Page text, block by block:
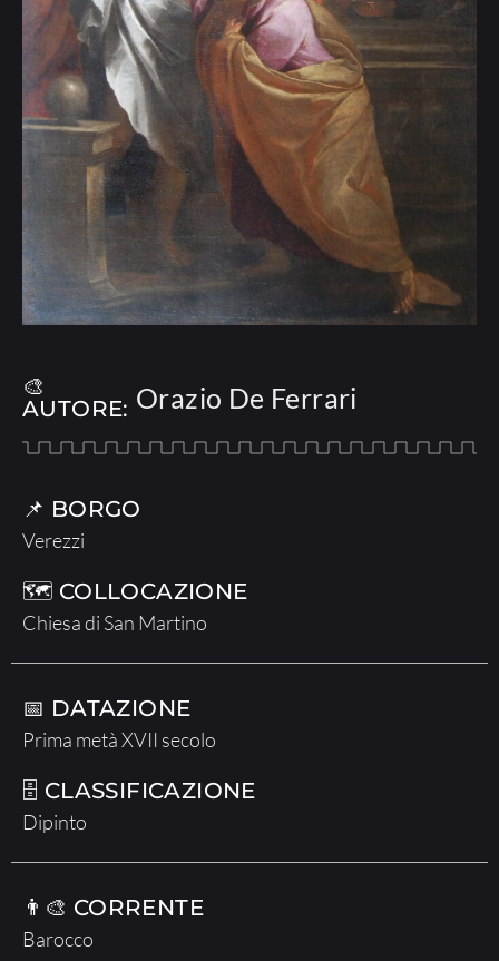
🎨
AUTORE: Orazio De Ferrari
📌 BORGO
Verezzi
🗺 COLLOCAZIONE
Chiesa di San Martino
📅 DATAZIONE
Prima metà XVII secolo
🗄 CLASSIFICAZIONE
Dipinto
👨‍🎨 CORRENTE
Barocco